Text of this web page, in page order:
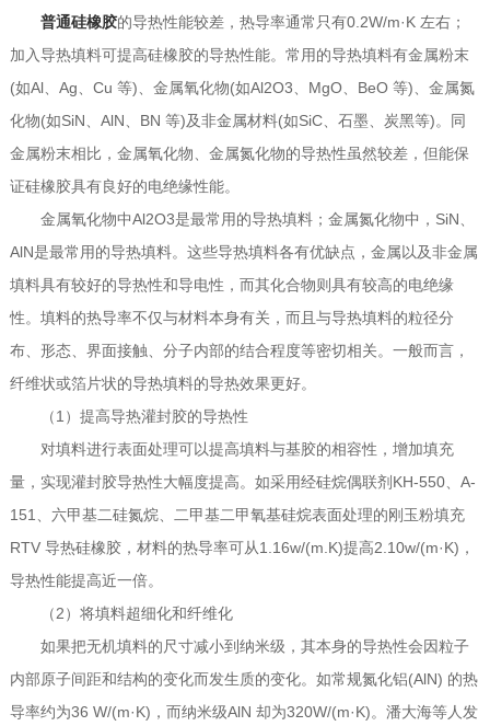
普通硅橡胶的导热性能较差，热导率通常只有0.2W/m·K 左右；
加入导热填料可提高硅橡胶的导热性能。常用的导热填料有金属粉末
(如Al、Ag、Cu 等)、金属氧化物(如Al2O3、MgO、BeO 等)、金属氮
化物(如SiN、AlN、BN 等)及非金属材料(如SiC、石墨、炭黑等)。同
金属粉末相比，金属氧化物、金属氮化物的导热性虽然较差，但能保
证硅橡胶具有良好的电绝缘性能。
金属氧化物中Al2O3是最常用的导热填料；金属氮化物中，SiN、
AlN是最常用的导热填料。这些导热填料各有优缺点，金属以及非金属
填料具有较好的导热性和导电性，而其化合物则具有较高的电绝缘
性。填料的热导率不仅与材料本身有关，而且与导热填料的粒径分
布、形态、界面接触、分子内部的结合程度等密切相关。一般而言，
纤维状或箔片状的导热填料的导热效果更好。
（1）提高导热灌封胶的导热性
对填料进行表面处理可以提高填料与基胶的相容性，增加填充
量，实现灌封胶导热性大幅度提高。如采用经硅烷偶联剂KH-550、A-
151、六甲基二硅氮烷、二甲基二甲氧基硅烷表面处理的刚玉粉填充
RTV 导热硅橡胶，材料的热导率可从1.16w/(m.K)提高2.10w/(m·K)，
导热性能提高近一倍。
（2）将填料超细化和纤维化
如果把无机填料的尺寸减小到纳米级，其本身的导热性会因粒子
内部原子间距和结构的变化而发生质的变化。如常规氮化铝(AlN) 的热
导率约为36 W/(m·K)，而纳米级AlN 却为320W/(m·K)。潘大海等人发